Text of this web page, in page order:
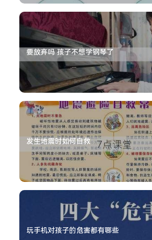
要放弃吗 孩子不想学钢琴了
发生地震时如何自救
玩手机对孩子的危害都有哪些